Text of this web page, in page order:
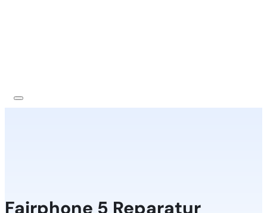
Fairphone 5 Reparatur